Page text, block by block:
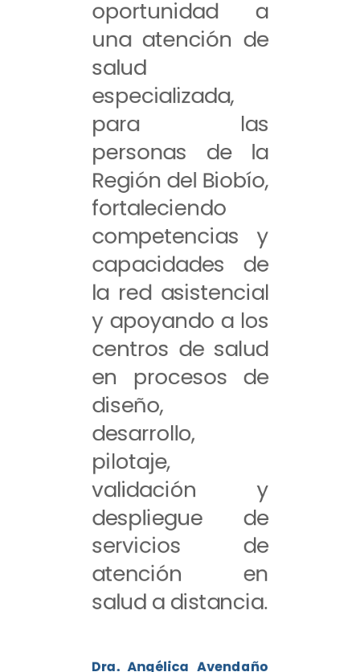
oportunidad a
una atención de
salud
especializada,
para las
personas de la
Región del Biobío,
fortaleciendo
competencias y
capacidades de
la red asistencial
y apoyando a los
centros de salud
en procesos de
diseño,
desarrollo,
pilotaje,
validación y
despliegue de
servicios de
atención en
salud a distancia.
Dra. Angélica Avendaño